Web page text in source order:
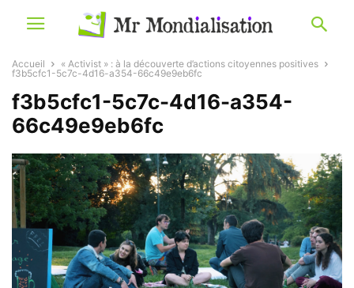
Accueil
« Activist » : à la découverte d’actions citoyennes positives
f3b5cfc1-5c7c-4d16-a354-66c49e9eb6fc
f3b5cfc1-5c7c-4d16-a354-
66c49e9eb6fc